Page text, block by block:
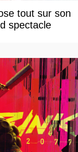
tout sur son
spectacle